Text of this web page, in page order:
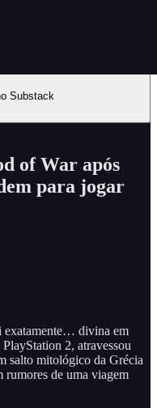
Substack
of War após
para jogar
exatamente… divina em
2, atravessou
salto mitológico da Grécia
rumores de uma viagem